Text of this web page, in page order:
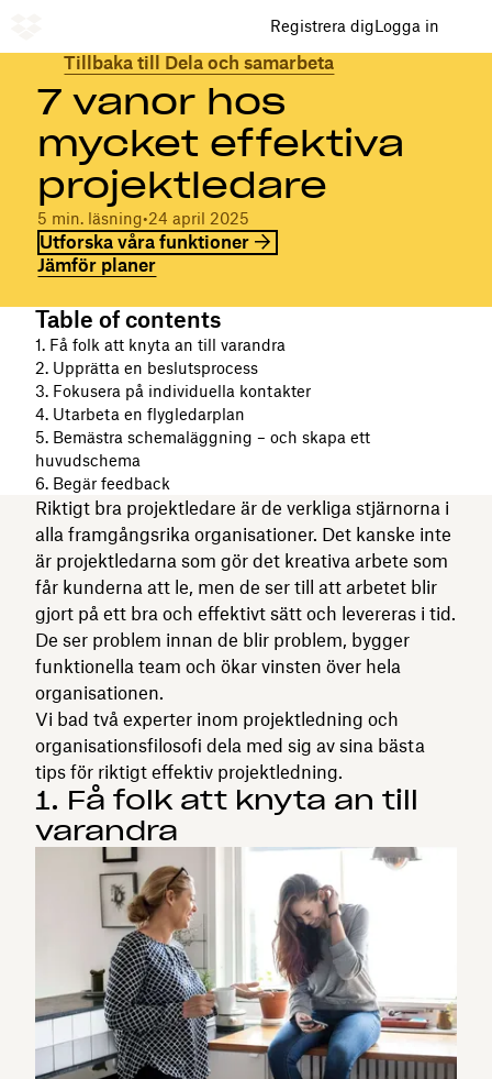
Registrera digLogga in
Tillbaka till Dela och samarbeta
7 vanor hos
mycket effektiva
projektledare
5 min. läsning•24 april 2025
Utforska våra funktioner
Jämför planer
Table of contents
1. Få folk att knyta an till varandra
2. Upprätta en beslutsprocess
3. Fokusera på individuella kontakter
4. Utarbeta en flygledarplan
5. Bemästra schemaläggning – och skapa ett
huvudschema
6. Begär feedback
Riktigt bra projektledare är de verkliga stjärnorna i
alla framgångsrika organisationer. Det kanske inte
är projektledarna som gör det kreativa arbete som
får kunderna att le, men de ser till att arbetet blir
gjort på ett bra och effektivt sätt och levereras i tid.
De ser problem innan de blir problem, bygger
funktionella team och ökar vinsten över hela
organisationen.
Vi bad två experter inom projektledning och
organisationsfilosofi dela med sig av sina bästa
tips för riktigt effektiv projektledning.
1. Få folk att knyta an till
varandra